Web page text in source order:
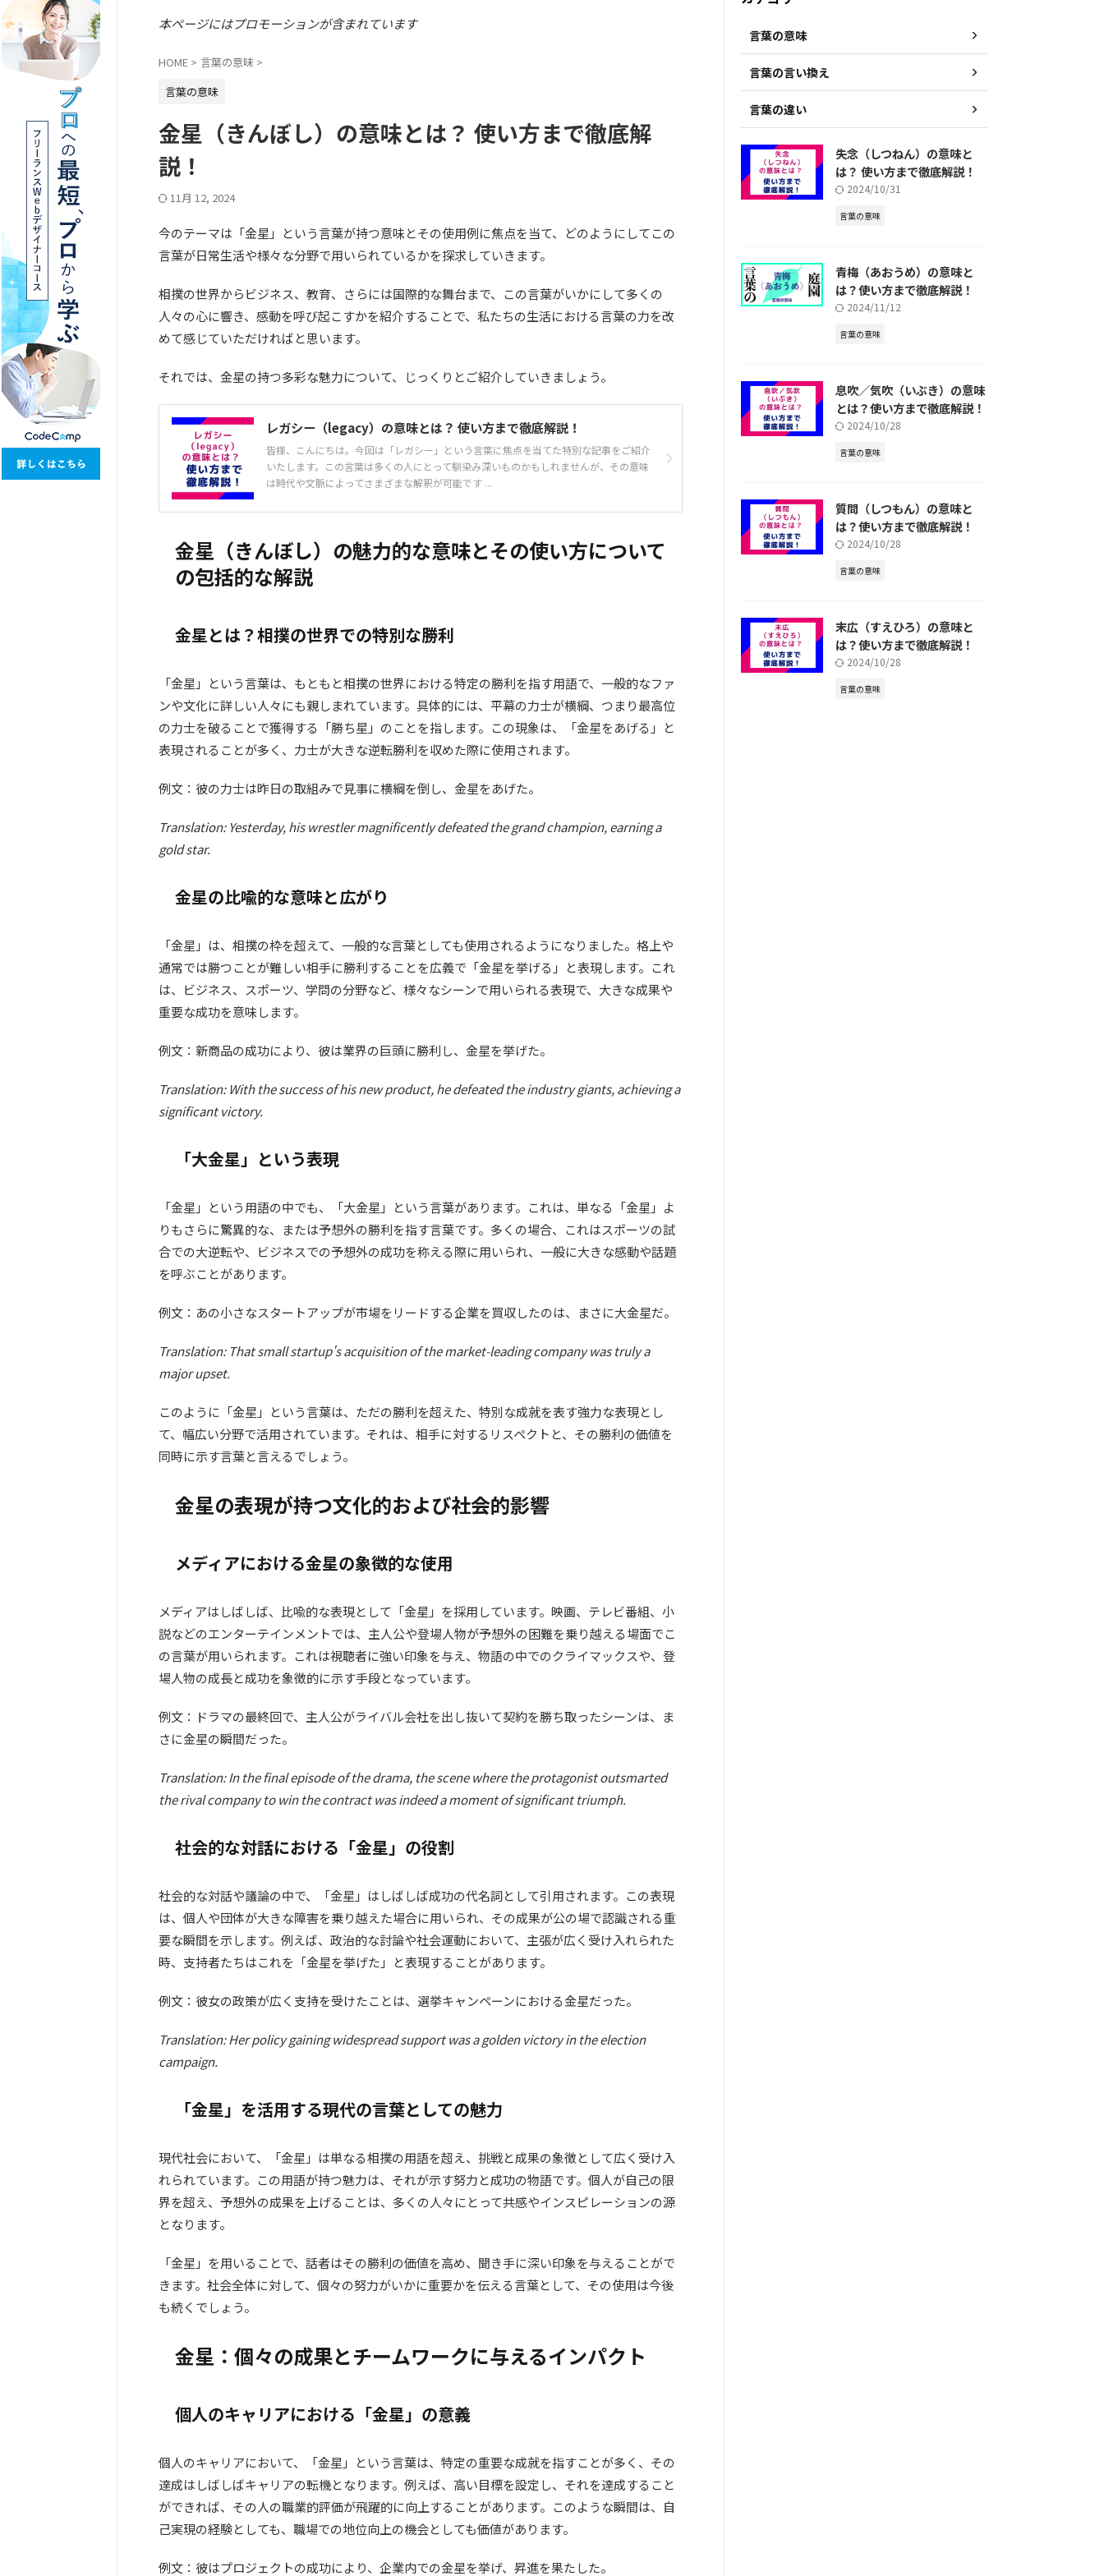
本ページにはプロモーションが含まれています
HOME > 言葉の意味 >
言葉の意味
金星（きんぼし）の意味とは？ 使い方まで徹底解
説！
11月 12, 2024
今のテーマは「金星」という言葉が持つ意味とその使用例に焦点を当て、どのようにしてこの
言葉が日常生活や様々な分野で用いられているかを探求していきます。
相撲の世界からビジネス、教育、さらには国際的な舞台まで、この言葉がいかにして多くの
人々の心に響き、感動を呼び起こすかを紹介することで、私たちの生活における言葉の力を改
めて感じていただければと思います。
それでは、金星の持つ多彩な魅力について、じっくりとご紹介していきましょう。
レガシー（legacy）の意味とは？ 使い方まで徹底解説！
皆様、こんにちは。今回は「レガシー」という言葉に焦点を当てた特別な記事をご紹介
いたします。この言葉は多くの人にとって馴染み深いものかもしれませんが、その意味
は時代や文脈によってさまざまな解釈が可能です ...
金星（きんぼし）の魅力的な意味とその使い方について
の包括的な解説
金星とは？相撲の世界での特別な勝利
「金星」という言葉は、もともと相撲の世界における特定の勝利を指す用語で、一般的なファ
ンや文化に詳しい人々にも親しまれています。具体的には、平幕の力士が横綱、つまり最高位
の力士を破ることで獲得する「勝ち星」のことを指します。この現象は、「金星をあげる」と
表現されることが多く、力士が大きな逆転勝利を収めた際に使用されます。
例文：彼の力士は昨日の取組みで見事に横綱を倒し、金星をあげた。
Translation: Yesterday, his wrestler magnificently defeated the grand champion, earning a
gold star.
金星の比喩的な意味と広がり
「金星」は、相撲の枠を超えて、一般的な言葉としても使用されるようになりました。格上や
通常では勝つことが難しい相手に勝利することを広義で「金星を挙げる」と表現します。これ
は、ビジネス、スポーツ、学問の分野など、様々なシーンで用いられる表現で、大きな成果や
重要な成功を意味します。
例文：新商品の成功により、彼は業界の巨頭に勝利し、金星を挙げた。
Translation: With the success of his new product, he defeated the industry giants, achieving a
significant victory.
「大金星」という表現
「金星」という用語の中でも、「大金星」という言葉があります。これは、単なる「金星」よ
りもさらに驚異的な、または予想外の勝利を指す言葉です。多くの場合、これはスポーツの試
合での大逆転や、ビジネスでの予想外の成功を称える際に用いられ、一般に大きな感動や話題
を呼ぶことがあります。
例文：あの小さなスタートアップが市場をリードする企業を買収したのは、まさに大金星だ。
Translation: That small startup's acquisition of the market-leading company was truly a
major upset.
このように「金星」という言葉は、ただの勝利を超えた、特別な成就を表す強力な表現とし
て、幅広い分野で活用されています。それは、相手に対するリスペクトと、その勝利の価値を
同時に示す言葉と言えるでしょう。
金星の表現が持つ文化的および社会的影響
メディアにおける金星の象徴的な使用
メディアはしばしば、比喩的な表現として「金星」を採用しています。映画、テレビ番組、小
説などのエンターテインメントでは、主人公や登場人物が予想外の困難を乗り越える場面でこ
の言葉が用いられます。これは視聴者に強い印象を与え、物語の中でのクライマックスや、登
場人物の成長と成功を象徴的に示す手段となっています。
例文：ドラマの最終回で、主人公がライバル会社を出し抜いて契約を勝ち取ったシーンは、ま
さに金星の瞬間だった。
Translation: In the final episode of the drama, the scene where the protagonist outsmarted
the rival company to win the contract was indeed a moment of significant triumph.
社会的な対話における「金星」の役割
社会的な対話や議論の中で、「金星」はしばしば成功の代名詞として引用されます。この表現
は、個人や団体が大きな障害を乗り越えた場合に用いられ、その成果が公の場で認識される重
要な瞬間を示します。例えば、政治的な討論や社会運動において、主張が広く受け入れられた
時、支持者たちはこれを「金星を挙げた」と表現することがあります。
例文：彼女の政策が広く支持を受けたことは、選挙キャンペーンにおける金星だった。
Translation: Her policy gaining widespread support was a golden victory in the election
campaign.
「金星」を活用する現代の言葉としての魅力
現代社会において、「金星」は単なる相撲の用語を超え、挑戦と成果の象徴として広く受け入
れられています。この用語が持つ魅力は、それが示す努力と成功の物語です。個人が自己の限
界を超え、予想外の成果を上げることは、多くの人々にとって共感やインスピレーションの源
となります。
「金星」を用いることで、話者はその勝利の価値を高め、聞き手に深い印象を与えることがで
きます。社会全体に対して、個々の努力がいかに重要かを伝える言葉として、その使用は今後
も続くでしょう。
金星：個々の成果とチームワークに与えるインパクト
個人のキャリアにおける「金星」の意義
個人のキャリアにおいて、「金星」という言葉は、特定の重要な成就を指すことが多く、その
達成はしばしばキャリアの転機となります。例えば、高い目標を設定し、それを達成すること
ができれば、その人の職業的評価が飛躍的に向上することがあります。このような瞬間は、自
己実現の経験としても、職場での地位向上の機会としても価値があります。
例文：彼はプロジェクトの成功により、企業内での金星を挙げ、昇進を果たした。
言葉の意味
言葉の言い換え
言葉の違い
失念（しつねん）の意味と
は？ 使い方まで徹底解説！
2024/10/31
言葉の意味
青梅（あおうめ）の意味と
は？使い方まで徹底解説！
2024/11/12
言葉の意味
息吹／気吹（いぶき）の意味
とは？使い方まで徹底解説！
2024/10/28
言葉の意味
質問（しつもん）の意味と
は？使い方まで徹底解説！
2024/10/28
言葉の意味
末広（すえひろ）の意味と
は？使い方まで徹底解説！
2024/10/28
言葉の意味